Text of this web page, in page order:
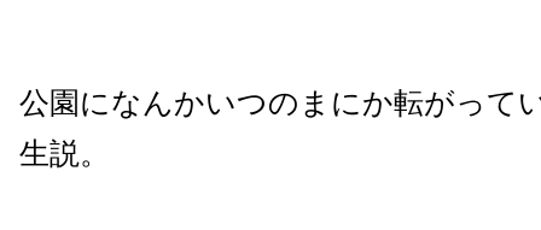
公園になんかいつのまにか転がって
生説。